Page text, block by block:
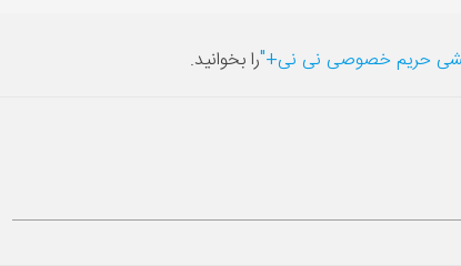
حریم خصوصی نی نی+"را بخوانید.